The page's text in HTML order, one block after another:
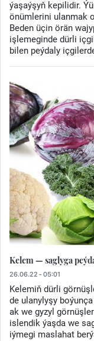
ýaşaýşyň kepilidir.
önümlerini ulanmak
Beden üçin örän
işlemeginde dürli
bilen peýdaly
Kelem — saglyga
26.06.22 - 05:01
Kelemiň dürli
de ulanylyşy
ak we gyzyl
islendik ýaşda we
iýmegi maslahat